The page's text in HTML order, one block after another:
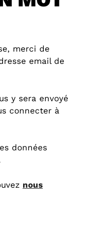
merci de
email de
y sera envoyé
connecter à
données
nous